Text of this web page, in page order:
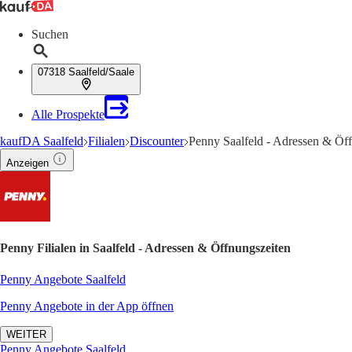
Suchen
07318 Saalfeld/Saale
Alle Prospekte
kaufDA Saalfeld Filialen Discounter Penny Saalfeld - Adressen &
Anzeigen
Penny Filialen in Saalfeld - Adressen & Öffnungszeiten
Penny Angebote Saalfeld
Penny Angebote in der App öffnen
WEITER
Penny Angebote Saalfeld